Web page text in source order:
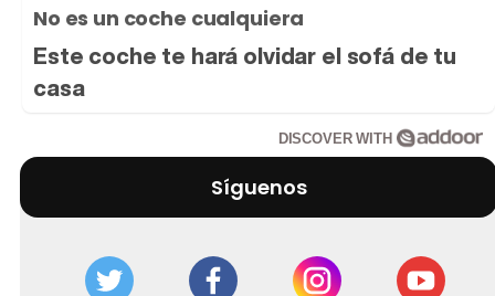
No es un coche cualquiera
Este coche te hará olvidar el sofá de tu
casa
DISCOVER WITH
Síguenos